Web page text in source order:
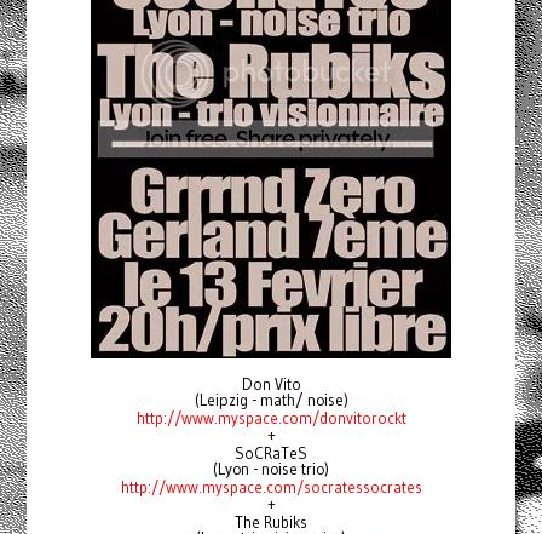
Don Vito
(Leipzig - math/ noise)
http://www.myspace.com/donvitorockt
+
SoCRaTeS
(Lyon - noise trio)
http://www.myspace.com/socratessocrates
+
The Rubiks